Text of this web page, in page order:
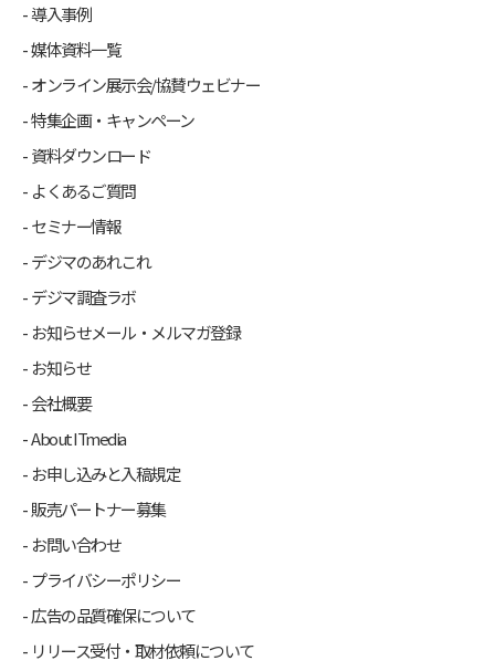
導入事例
媒体資料一覧
オンライン展示会/協賛ウェビナー
特集企画・キャンペーン
資料ダウンロード
よくあるご質問
セミナー情報
デジマのあれこれ
デジマ調査ラボ
お知らせメール・メルマガ登録
お知らせ
会社概要
About ITmedia
お申し込みと入稿規定
販売パートナー募集
お問い合わせ
プライバシーポリシー
広告の品質確保について
リリース受付・取材依頼について